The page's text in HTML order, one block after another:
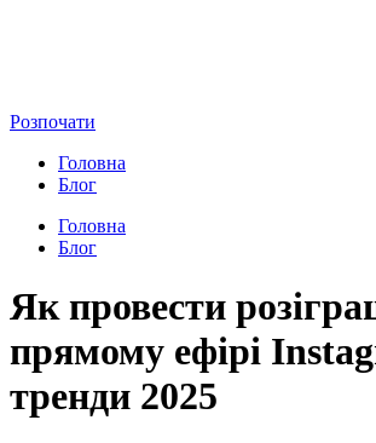
Розпочати
Головна
Блог
Головна
Блог
Як провести
прямому ефірі
тренди 2025